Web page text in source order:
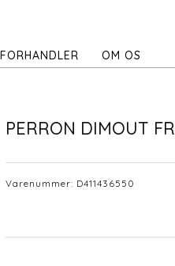
OM OS
PERRON DIMOUT FR
Varenummer: D411436550